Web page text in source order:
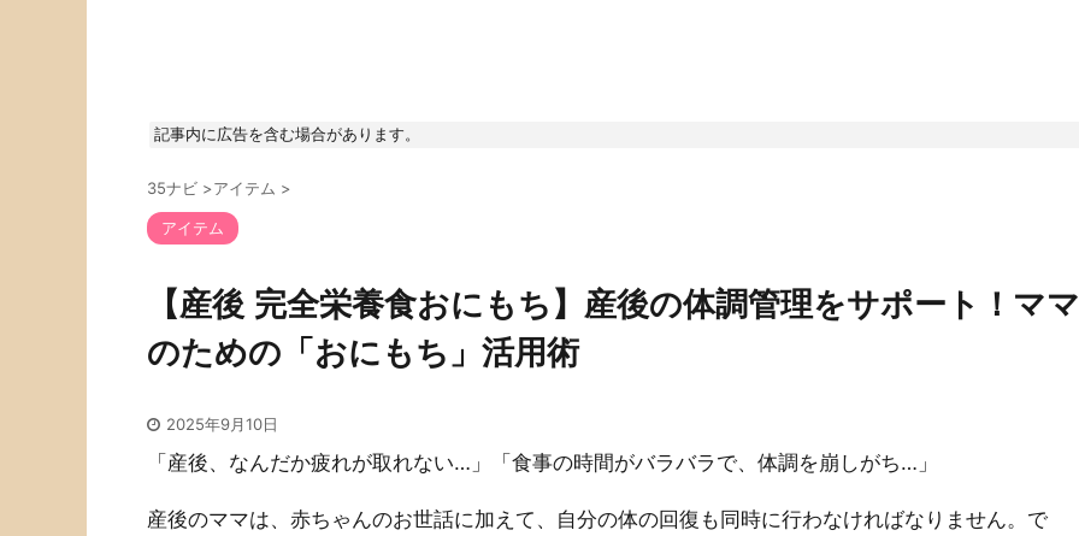
記事内に広告を含む場合があります。
35ナビ >アイテム >
アイテム
【産後 完全栄養食おにもち】産後の体調管理をサポート！ママ
のための「おにもち」活用術
2025年9月10日
「産後、なんだか疲れが取れない…」「食事の時間がバラバラで、体調を崩しがち…」
産後のママは、赤ちゃんのお世話に加えて、自分の体の回復も同時に行わなければなりません。で